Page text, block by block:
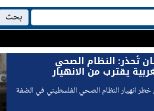
بحث
تُحذر: النظام الصحي
يقترب من الانهيار
انهيار النظام الصحي الفلسطيني في الضفة